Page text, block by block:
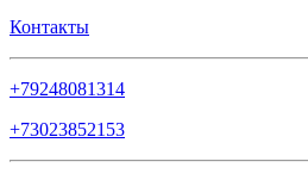
Контакты
+79248081314
+73023852153